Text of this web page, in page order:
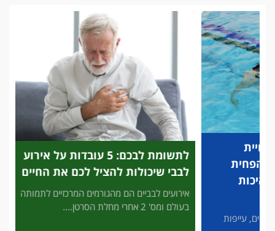
לתשומת לבכם: 5 עובדות על אירוע
לבבי שיכולות להציל לכם את החיים
אירועים לבביים הם מהגורמים המרכזיים לתמותה
בעולם ומס' 2 אחרי מחלת הסרטן....